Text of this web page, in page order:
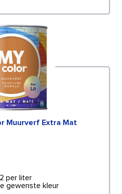
Muurverf Extra Mat
per liter
gewenste kleur